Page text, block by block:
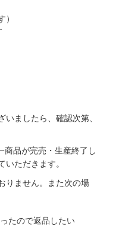
）
ましたら、確認次第、
品が完売・生産終了し
ただきます。
りません。また次の場
たので返品したい